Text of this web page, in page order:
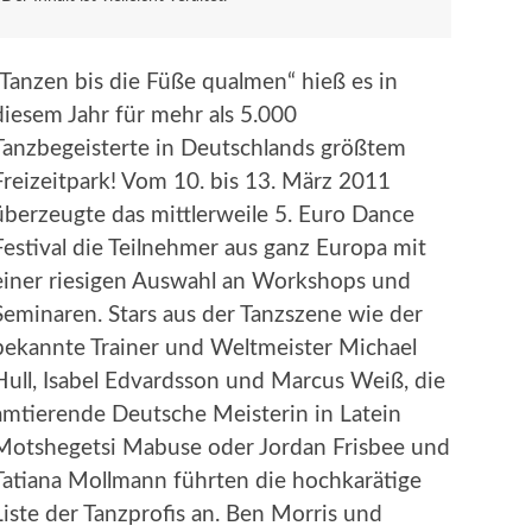
bis die Füße qualmen“ hieß es in
Jahr für mehr als 5.000
in Deutschlands größtem
Vom 10. bis 13. März 2011
das mittlerweile 5. Euro Dance
die Teilnehmer aus ganz Europa mit
riesigen Auswahl an Workshops und
Stars aus der Tanzszene wie der
Trainer und Weltmeister Michael
Isabel Edvardsson und Marcus Weiß, die
Deutsche Meisterin in Latein
Mabuse oder Jordan Frisbee und
Mollmann führten die hochkarätige
der Tanzprofis an. Ben Morris und